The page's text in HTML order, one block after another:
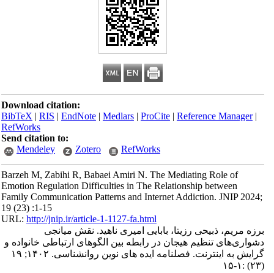
Download citation:
BibTeX|RIS|EndNote|Medlars|ProCite|Reference Manager
RefWorks
Send citation to:
Mendeley
Zotero RefWorks
Barzeh M, Zabihi R, Babaei Amiri N. The Mediating Role of
Emotion Regulation Difficulties in The Relationship between
Family Communication Patterns and Internet Addiction. JNIP 2024;
19 (23) :1-15
URL:http://jnip.ir/article-1-1127-fa.html
برزه مریم، ذبیحی رزیتا، بابایی امیری ناهید. نقش میانجی
دشواری‌های تنظیم هیجان در رابطه بین الگوهای ارتباطی خانواده و
گرایش به اینترنت. فصلنامه ایده های نوین روانشناسی. ۱۴۰۲; ۱۹